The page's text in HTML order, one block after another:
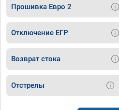
Прошивка Евро 2
Отключение ЕГР
Возврат стока
Отстрелы